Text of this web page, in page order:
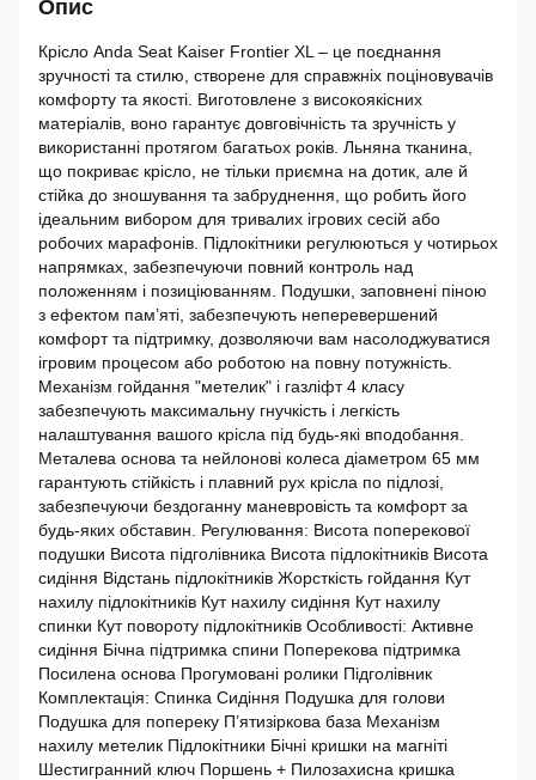
Опис
Крісло Anda Seat Kaiser Frontier XL – це поєднання
зручності та стилю, створене для справжніх поціновувачів
комфорту та якості. Виготовлене з високоякісних
матеріалів, воно гарантує довговічність та зручність у
використанні протягом багатьох років. Льняна тканина,
що покриває крісло, не тільки приємна на дотик, але й
стійка до зношування та забруднення, що робить його
ідеальним вибором для тривалих ігрових сесій або
робочих марафонів. Підлокітники регулюються у чотирьох
напрямках, забезпечуючи повний контроль над
положенням і позиціюванням. Подушки, заповнені піною
з ефектом пам’яті, забезпечують неперевершений
комфорт та підтримку, дозволяючи вам насолоджуватися
ігровим процесом або роботою на повну потужність.
Механізм гойдання "метелик" і газліфт 4 класу
забезпечують максимальну гнучкість і легкість
налаштування вашого крісла під будь-які вподобання.
Металева основа та нейлонові колеса діаметром 65 мм
гарантують стійкість і плавний рух крісла по підлозі,
забезпечуючи бездоганну маневровість та комфорт за
будь-яких обставин. Регулювання: Висота поперекової
подушки Висота підголівника Висота підлокітників Висота
сидіння Відстань підлокітників Жорсткість гойдання Кут
нахилу підлокітників Кут нахилу сидіння Кут нахилу
спинки Кут повороту підлокітників Особливості: Активне
сидіння Бічна підтримка спини Поперекова підтримка
Посилена основа Прогумовані ролики Підголівник
Комплектація: Спинка Сидіння Подушка для голови
Подушка для попереку П’ятизіркова база Механізм
нахилу метелик Підлокітники Бічні кришки на магніті
Шестигранний ключ Поршень + Пилозахисна кришка